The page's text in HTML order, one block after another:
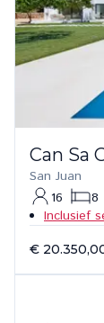
Can Sa
San Juan
16
8
Inclusief
€